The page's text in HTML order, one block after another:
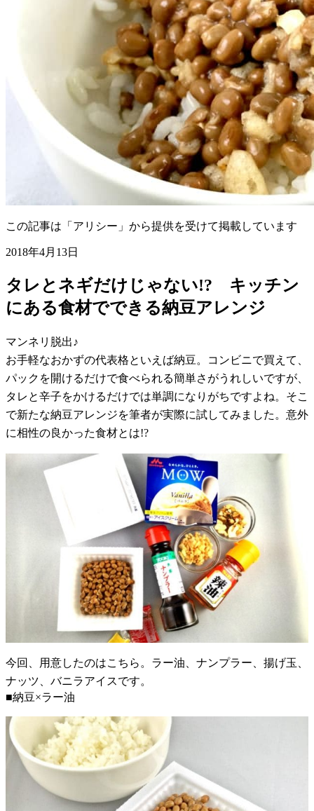
この記事は「アリシー」から提供を受けて掲載しています
2018年4月13日
タレとネギだけじゃない!? キッチン
にある食材でできる納豆アレンジ
マンネリ脱出♪
お手軽なおかずの代表格といえば納豆。コンビニで買えて、
パックを開けるだけで食べられる簡単さがうれしいですが、
タレと辛子をかけるだけでは単調になりがちですよね。そこ
で新たな納豆アレンジを筆者が実際に試してみました。意外
に相性の良かった食材とは!?
今回、用意したのはこちら。ラー油、ナンプラー、揚げ玉、
ナッツ、バニラアイスです。
■納豆×ラー油